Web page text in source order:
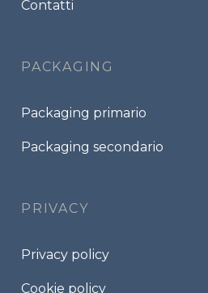
Contatti
PACKAGING
Packaging primario
Packaging secondario
PRIVACY
Privacy policy
Cookie policy